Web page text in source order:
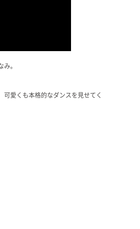
。
愛くも本格的なダンスを見せてく